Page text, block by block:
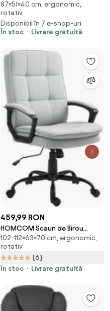
piele ecologica – H87 cm
87×51×40 cm, ergonomic,
rotativ
Disponibil în 7 e-shop-uri
În stoc
Livrare gratuită
459,99 RON
HOMCOM Scaun de Birou
Ergonomic cu Spătar Înalt,
Înălțime Reglabilă, Funcție de
Leagăn și Brațe, 63x70x102-112
cm, Gri | Aosom Romania
102-112×63×70 cm, ergonomic,
rotativ
(6)
În stoc
Livrare gratuită